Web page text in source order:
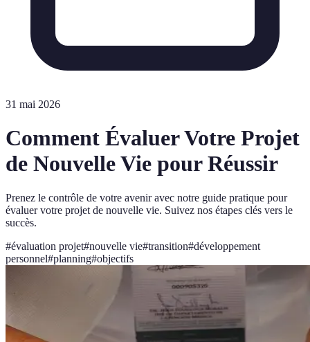
31 mai 2026
Comment Évaluer Votre Projet
de Nouvelle Vie pour Réussir
Prenez le contrôle de votre avenir avec notre guide pratique pour
évaluer votre projet de nouvelle vie. Suivez nos étapes clés vers le
succès.
#évaluation projet#nouvelle vie#transition#développement
personnel#planning#objectifs